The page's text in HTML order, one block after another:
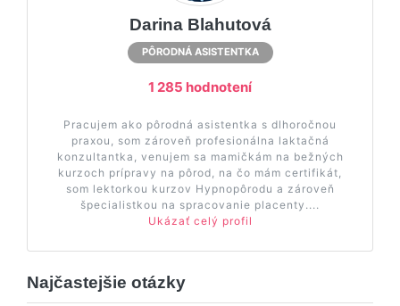
Darina Blahutová
PÔRODNÁ ASISTENTKA
1 285 hodnotení
Pracujem ako pôrodná asistentka s dlhoročnou
praxou, som zároveň profesionálna laktačná
konzultantka, venujem sa mamičkám na bežných
kurzoch prípravy na pôrod, na čo mám certifikát,
som lektorkou kurzov Hypnopôrodu a zároveň
špecialistkou na spracovanie placenty....
Ukázať celý profil
Najčastejšie otázky